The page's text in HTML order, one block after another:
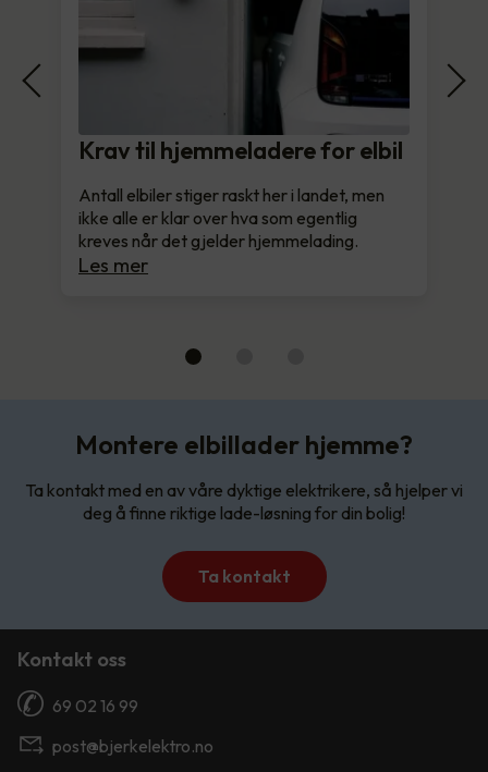
Krav til hjemmeladere for elbil
Antall elbiler stiger raskt her i landet, men
ikke alle er klar over hva som egentlig
kreves når det gjelder hjemmelading.
Les mer
Montere elbillader hjemme?
Ta kontakt med en av våre dyktige elektrikere, så hjelper vi
deg å finne riktige lade-løsning for din bolig!
Ta kontakt
Kontakt oss
69 02 16 99
post@bjerkelektro.no